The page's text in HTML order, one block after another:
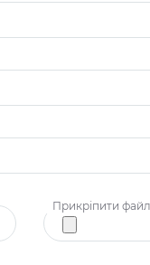
Прикріпити файл